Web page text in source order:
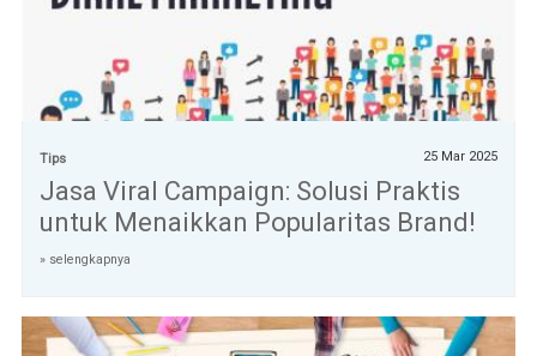
Tips 25 Mar 2025
Jasa Viral Campaign: Solusi Praktis
untuk Menaikkan Popularitas Brand!
» selengkapnya